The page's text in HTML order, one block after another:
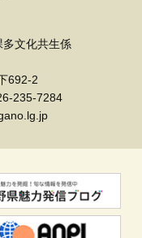
文化共生係
692-2
235-7284